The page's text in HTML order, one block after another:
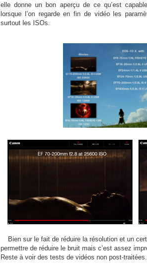
elle donne un bon aperçu de ce qu’est
lorsque l’on regarde en fin de vidéo les
surtout les ISOs.
Bien sur le fait de réduire la résolution et un
permettre de réduire le bruit mais c’est assez
Reste à voir des tests de vidéos non post-traitées.